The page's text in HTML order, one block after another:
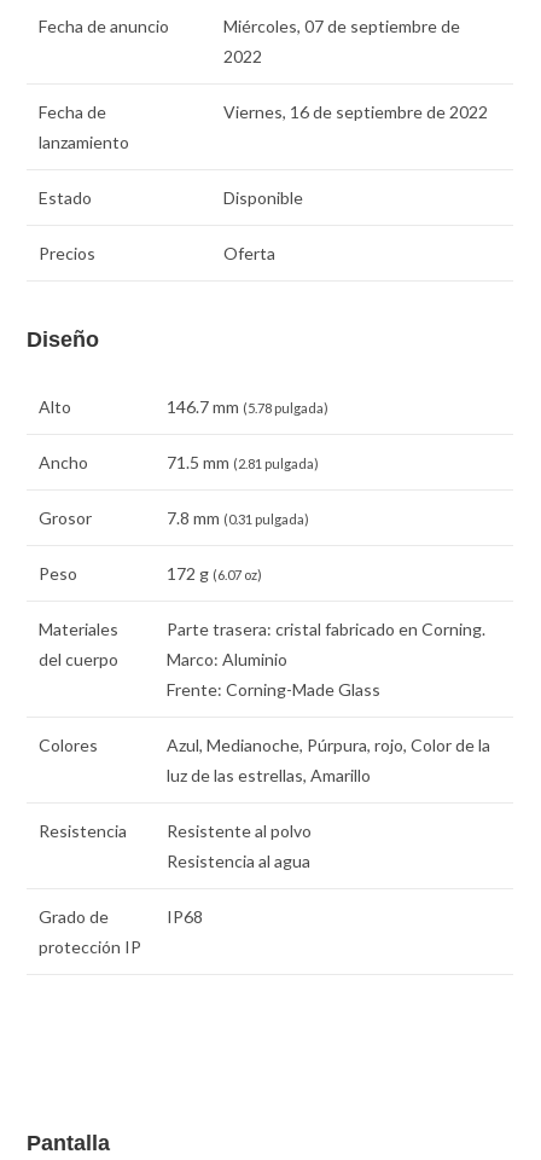
Fecha de anuncio
Miércoles, 07 de septiembre de
2022
Fecha de
lanzamiento
Viernes, 16 de septiembre de 2022
Estado Disponible
Precios Oferta
Diseño
Alto 146.7 mm (5.78 pulgada)
Ancho 71.5 mm (2.81 pulgada)
Grosor 7.8 mm (0.31 pulgada)
Peso 172 g (6.07 oz)
Materiales
del cuerpo
Parte trasera: cristal fabricado en Corning.
Marco: Aluminio
Frente: Corning-Made Glass
Colores
Azul, Medianoche, Púrpura, rojo, Color de la
luz de las estrellas, Amarillo
Resistencia
Resistente al polvo
Resistencia al agua
Grado de
protección IP
IP68
Pantalla